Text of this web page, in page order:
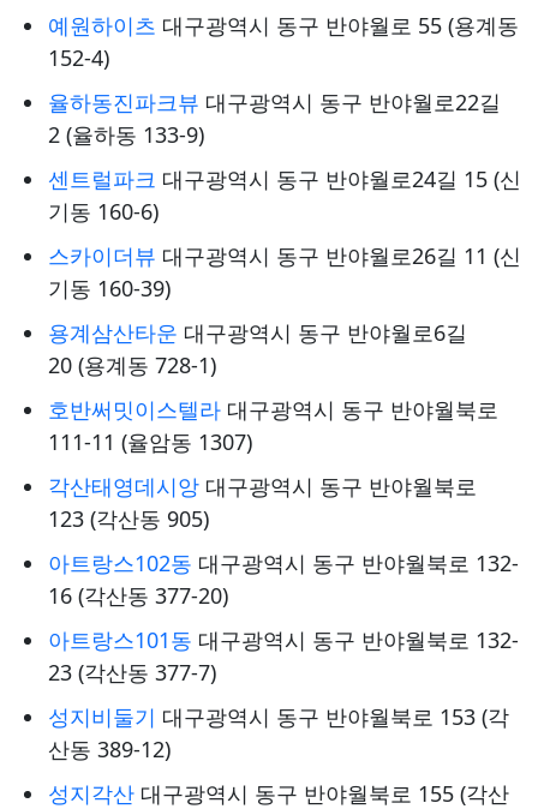
예원하이츠 대구광역시 동구 반야월로 55 (용계동
152-4)
율하동진파크뷰 대구광역시 동구 반야월로22길
2 (율하동 133-9)
센트럴파크 대구광역시 동구 반야월로24길 15 (신
기동 160-6)
스카이더뷰 대구광역시 동구 반야월로26길 11 (신
기동 160-39)
용계삼산타운 대구광역시 동구 반야월로6길
20 (용계동 728-1)
호반써밋이스텔라 대구광역시 동구 반야월북로
111-11 (율암동 1307)
각산태영데시앙 대구광역시 동구 반야월북로
123 (각산동 905)
아트랑스102동 대구광역시 동구 반야월북로 132-
16 (각산동 377-20)
아트랑스101동 대구광역시 동구 반야월북로 132-
23 (각산동 377-7)
성지비둘기 대구광역시 동구 반야월북로 153 (각
산동 389-12)
성지각산 대구광역시 동구 반야월북로 155 (각산